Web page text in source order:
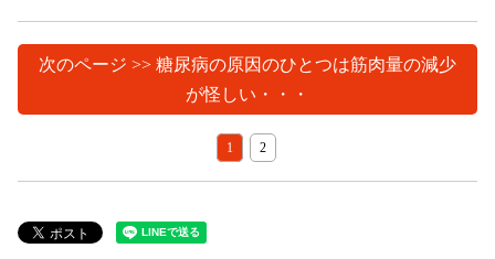
次のページ >> 糖尿病の原因のひとつは筋肉量の減少
が怪しい・・・
1 2